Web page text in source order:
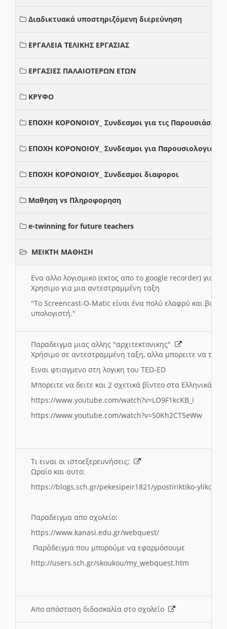
Διαδικτυακά υποστηριζόμενη διερεύνηση
ΕΡΓΑΛΕΙΑ ΤΕΛΙΚΗΣ ΕΡΓΑΣΙΑΣ
ΕΡΓΑΣΙΕΣ ΠΑΛΑΙΟΤΕΡΩΝ ΕΤΩΝ
ΚΡΥΦΟ
ΕΠΟΧΗ ΚΟΡΟΝΟΙΟΥ_ Συνδεσμοι για τις Παρουσιάσεις
ΕΠΟΧΗ ΚΟΡΟΝΟΙΟΥ_ Συνδεσμοι για Παρουσιολογια
ΕΠΟΧΗ ΚΟΡΟΝΟΙΟΥ_ Συνδεσμοι διαφοροι
Μαθηση vs Πληροφορηση
e-twinning for future teachers
ΜΕΙΚΤΗ ΜΑΘΗΣΗ
Ενα αλλο λογισμικο (εκτος απο το google recorder) για
Χρησιμο για μια αντεστραμμένη ταξη
"To Screencast-O-Matic είναι ένα πολύ ελαφρύ και
υπολογιστή."
Παραδειγμα μιας αλλης "αρχιτεκτονικης"
Χρήσιμο σε αντεστραμμένη ταξη, αλλα μπορειτε να το
Ειναι φτιαγμενο στη λογικη του TED-ED
Μπορειτε να δειτε και 2 σχετικά βίντεο στα Ελληνικά:
https://www.youtube.com/watch?v=LO9F1kcKB_I
https://www.youtube.com/watch?v=S0Kh2CT5eWw
Τι ειναι οι ιστοεξερευνήσεις;
Ωραίο και αυτο:
https://blogs.sch.gr/pekesipeir1821/ypostiriktiko-yliko/
Παραδειγμα απο σχολείο:
https://www.kanasi.edu.gr/webquest/
Παράδειγμα που μπορούμε να εφαρμόσουμε
http://users.sch.gr/skoukou/my_webquest.htm
Απο απόσταση διδασκαλία στο σχολείο